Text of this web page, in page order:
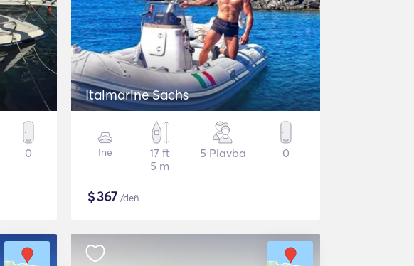
0
Italmarine Sachs
Iné
17 ft
5 m
5 Plavba 0
$367 /deň